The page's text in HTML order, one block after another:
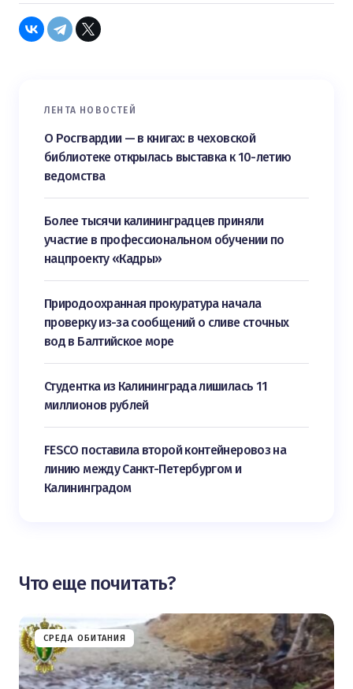
ЛЕНТА НОВОСТЕЙ
О Росгвардии — в книгах: в чеховской
библиотеке открылась выставка к 10-летию
ведомства
Более тысячи калининградцев приняли
участие в профессиональном обучении по
нацпроекту «Кадры»
Природоохранная прокуратура начала
проверку из-за сообщений о сливе сточных
вод в Балтийское море
Студентка из Калининграда лишилась 11
миллионов рублей
FESCO поставила второй контейнеровоз на
линию между Санкт-Петербургом и
Калининградом
Что еще почитать?
СРЕДА ОБИТАНИЯ